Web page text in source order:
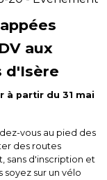
aux
d'Isère
à partir du 31 mai
vous au pied des
des routes
sans d'inscription et
soyez sur un vélo